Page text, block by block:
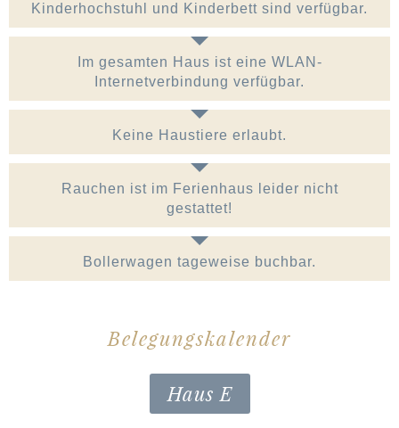
Kinderhochstuhl und Kinderbett sind verfügbar.
Im gesamten Haus ist eine WLAN-
Internetverbindung verfügbar.
Keine Haustiere erlaubt.
Rauchen ist im Ferienhaus leider nicht
gestattet!
Bollerwagen tageweise buchbar.
Belegungskalender
Haus E